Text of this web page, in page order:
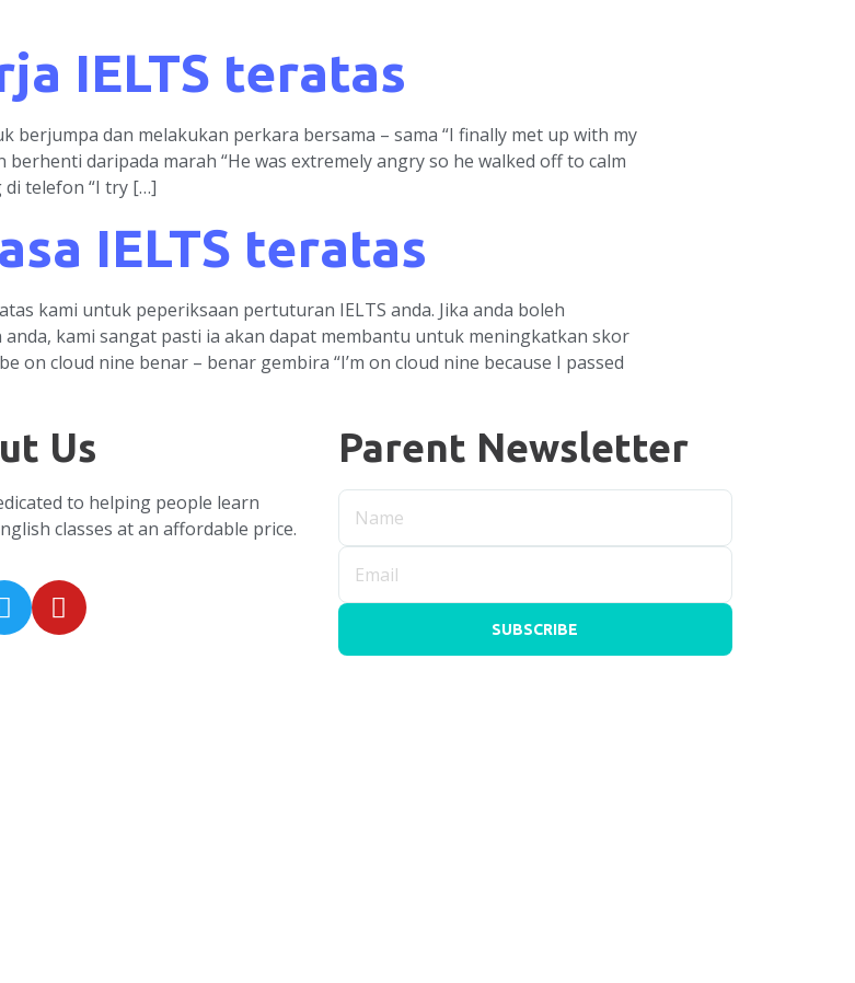
IELTS teratas
berjumpa dan melakukan perkara bersama – sama “I finally met up with my
daripada marah “He was extremely angry so he walked off to calm
di telefon “I try […]
IELTS teratas
kami untuk peperiksaan pertuturan IELTS anda. Jika anda boleh
kami sangat pasti ia akan dapat membantu untuk meningkatkan skor
on cloud nine benar – benar gembira “I’m on cloud nine because I passed
Us
to helping people learn
classes at an affordable price.
Parent Newsletter
SUBSCRIBE